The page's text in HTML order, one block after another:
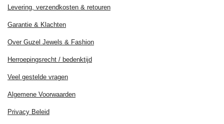
Levering, verzendkosten & retouren
Garantie & Klachten
Over Guzel Jewels & Fashion
Herroepingsrecht / bedenktijd
Veel gestelde vragen
Algemene Voorwaarden
Privacy Beleid